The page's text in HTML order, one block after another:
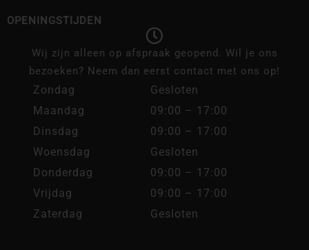
OPENINGSTIJDEN
Wij zijn alleen op afspraak geopend. Wil je ons
bezoeken? Neem dan eerst contact met ons op!
Zondag
Gesloten
Maandag
09:00 – 17:00
Dinsdag
09:00 – 17:00
Woensdag
Gesloten
Donderdag
09:00 – 17:00
Vrijdag
09:00 – 17:00
Zaterdag
Gesloten